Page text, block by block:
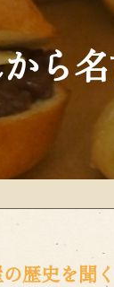
ら
歴史を聞